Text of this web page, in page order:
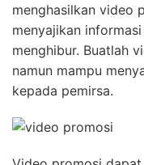
menghasilkan video
menyajikan
menghibur. Buatlah
namun mampu
kepada pemirsa.